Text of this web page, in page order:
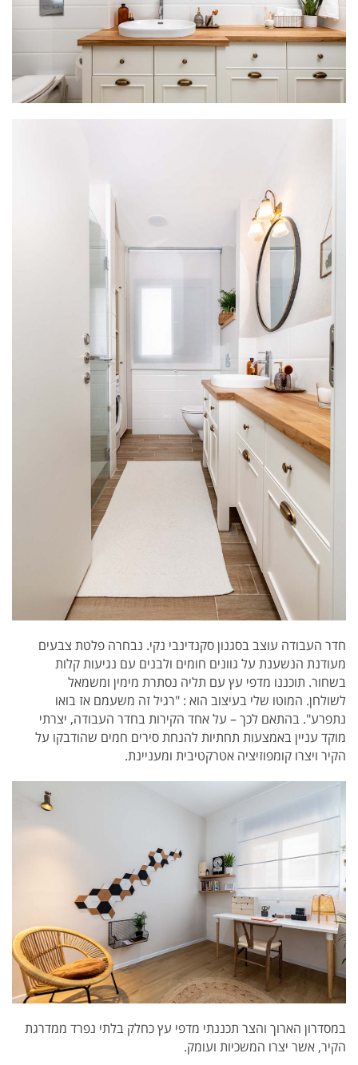
חדר העבודה עוצב בסגנון סקנדינבי נקי. נבחרה פלטת צבעים
מעודנת הנשענת על גוונים חומים ולבנים עם נגיעות קלות
בשחור. תוכננו מדפי עץ עם תליה נסתרת מימין ומשמאל
לשולחן. המוטו שלי בעיצוב הוא : "רגיל זה משעמם אז בואו
נתפרע". בהתאם לכך – על אחד הקירות בחדר העבודה, יצרתי
מוקד עניין באמצעות תחתיות להנחת סירים חמים שהודבקו על
הקיר ויצרו קומפוזיציה אטרקטיבית ומעניינת.
במסדרון הארוך והצר תכננתי מדפי עץ כחלק בלתי נפרד ממדרגת
הקיר, אשר יצרו המשכיות ועומק.